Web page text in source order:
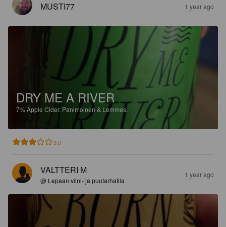
MUSTI77 1 year ago
DRY ME A RIVER
7%Apple Cider. Panimoinen & Lemmes.
3.0
VALTTERI M
@ Lepaan viini- ja puutarhatila
1 year ago